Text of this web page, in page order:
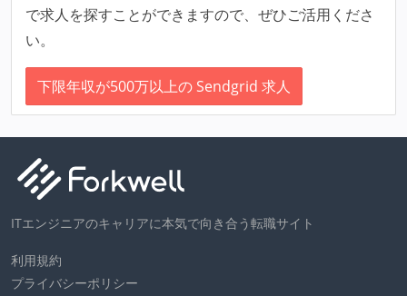
で求人を探すことができますので、ぜひご活用くださ
い。
下限年収が500万以上の Sendgrid 求人
ITエンジニアのキャリアに本気で向き合う転職サイト
利用規約
プライバシーポリシー